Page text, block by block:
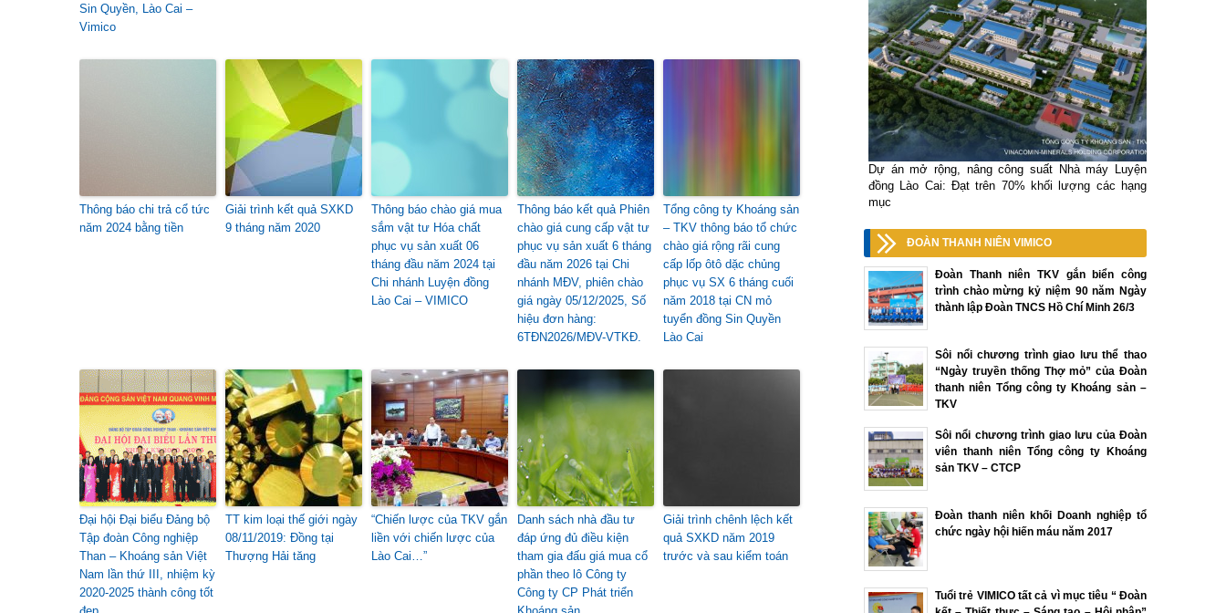
Sin Quyền, Lào Cai –
Vimico
Thông báo chi trả cổ tức
năm 2024 bằng tiền
Giải trình kết quả SXKD
9 tháng năm 2020
Thông báo chào giá mua
sắm vật tư Hóa chất
phục vụ sản xuất 06
tháng đầu năm 2024 tại
Chi nhánh Luyện đồng
Lào Cai – VIMICO
Thông báo kết quả Phiên
chào giá cung cấp vật tư
phục vụ sản xuất 6 tháng
đầu năm 2026 tại Chi
nhánh MĐV, phiên chào
giá ngày 05/12/2025, Số
hiệu đơn hàng:
6TĐN2026/MĐV-VTKĐ.
Tổng công ty Khoáng sản
– TKV thông báo tổ chức
chào giá rộng rãi cung
cấp lốp ôtô dặc chủng
phục vụ SX 6 tháng cuối
năm 2018 tại CN mỏ
tuyển đồng Sin Quyền
Lào Cai
Đại hội Đại biểu Đảng bộ
Tập đoàn Công nghiệp
Than – Khoáng sản Việt
Nam lần thứ III, nhiệm kỳ
2020-2025 thành công tốt
TT kim loại thế giới ngày
08/11/2019: Đồng tại
Thượng Hải tăng
“Chiến lược của TKV gắn
liền với chiến lược của
Lào Cai…”
Danh sách nhà đầu tư
đáp ứng đủ điều kiện
tham gia đấu giá mua cổ
phần theo lô Công ty
Công ty CP Phát triển
Giải trình chênh lệch kết
quả SXKD năm 2019
trước và sau kiểm toán
Dự án mở rộng, nâng công suất Nhà máy Luyện
đồng Lào Cai: Đạt trên 70% khối lượng các hạng
mục
ĐOÀN THANH NIÊN VIMICO
Đoàn Thanh niên TKV gắn biển công
trình chào mừng kỷ niệm 90 năm Ngày
thành lập Đoàn TNCS Hồ Chí Minh 26/3
Sôi nổi chương trình giao lưu thể thao
“Ngày truyền thống Thợ mỏ” của Đoàn
thanh niên Tổng công ty Khoáng sản –
TKV
Sôi nổi chương trình giao lưu của Đoàn
viên thanh niên Tổng công ty Khoáng
sản TKV – CTCP
Đoàn thanh niên khối Doanh nghiệp tổ
chức ngày hội hiến máu năm 2017
Tuổi trẻ VIMICO tất cả vì mục tiêu “ Đoàn